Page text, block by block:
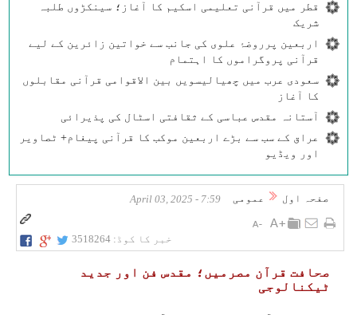
قطر میں قرآنی تعلیمی اسکیم کا آغاز؛ سینکڑوں طلبہ
شریک
اربعین پرروضۂ علوی کی جانب سے خواتین زائرین کے لیے
قرآنی پروگراموں کا اہتمام
سعودی عرب میں چھیالیسویں بین الاقوامی قرآنی مقابلوں
کا آغاز
آستانہ مقدس عباسی کے ثقافتی اسٹال کی پذیرائی
عراق کے سب سے بڑے اربعین موکب کا قرآنی پیغام+ ٹصاویر
اور ویڈیو
صفحہ اول عمومی 7:59 - April 03, 2025
خبر کا کوڈ: 3518264
صحافت قرآن مصرمیں؛ مقدس فن اور جدید
ٹیکنالوجی